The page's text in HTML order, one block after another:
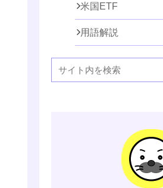
米国ETF
用語解説